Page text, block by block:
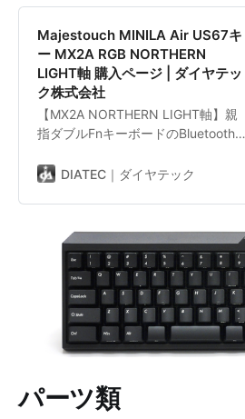
Majestouch MINILA Air US67キ
ー MX2A RGB NORTHERN
LIGHT軸 購入ページ | ダイヤテッ
ク株式会社
【MX2A NORTHERN LIGHT軸】親
指ダブルFnキーボードのBluetoothバ
造・販売を行うダイヤテック株式会
DIATEC｜ダイヤテック
パーツ類